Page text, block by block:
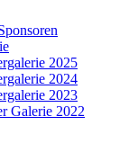
2025
2024
2023
Galerie 2022